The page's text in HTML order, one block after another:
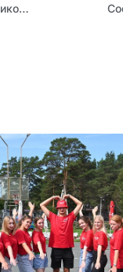
Результаты ОГЭ 2023 года по физике. Актуальные вопросы подготовки школьников к ГИА-2024